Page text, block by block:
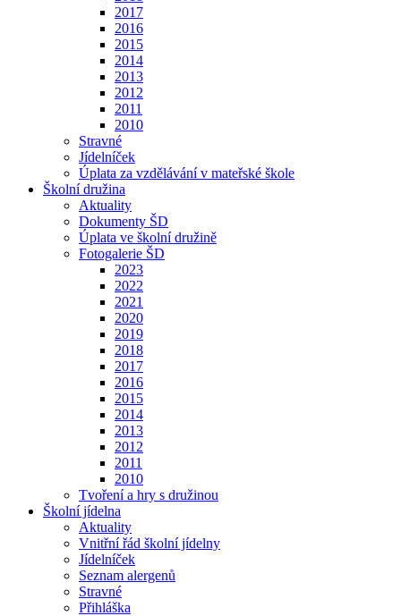
2017
2016
2015
2014
2013
2012
2011
2010
Stravné
Jídelníček
Úplata za vzdělávání v mateřské škole
Školní družina
Aktuality
Dokumenty ŠD
Úplata ve školní družině
Fotogalerie ŠD
2023
2022
2021
2020
2019
2018
2017
2016
2015
2014
2013
2012
2011
2010
Tvoření a hry s družinou
Školní jídelna
Aktuality
Vnitřní řád školní jídelny
Jídelníček
Seznam alergenů
Stravné
Přihláška